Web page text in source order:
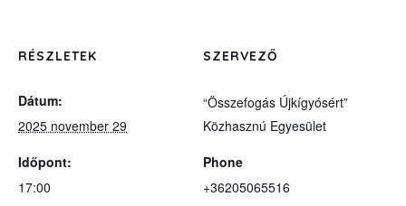
RÉSZLETEK
Dátum:
2025 november 29
Időpont:
17:00
SZERVEZŐ
“Összefogás Újkígyósért”
Közhasznú Egyesület
Phone
+36205065516